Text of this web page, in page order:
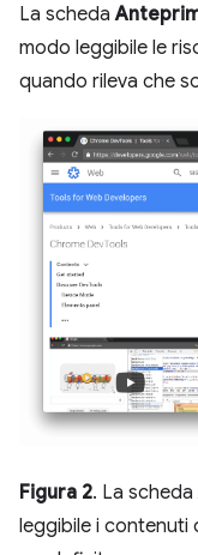
La scheda
modo leggibile le
quando rileva che
Figura 2. La scheda
leggibile i contenuti